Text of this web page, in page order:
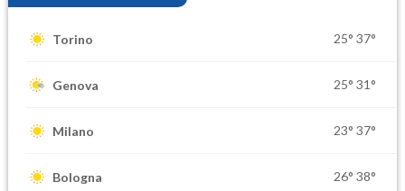
Torino 25° 37°
Genova 25° 31°
Milano 23° 37°
Bologna 26° 38°